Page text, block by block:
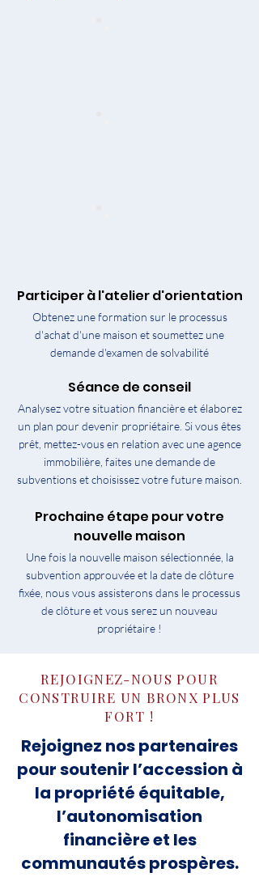
Participer à l'atelier d'orientation
Obtenez une formation sur le processus
d'achat d'une maison et soumettez une
demande d'examen de solvabilité
Séance de conseil
Analysez votre situation financière et élaborez
un plan pour devenir propriétaire. Si vous êtes
prêt, mettez-vous en relation avec une agence
immobilière, faites une demande de
subventions et choisissez votre future maison.
Prochaine étape pour votre
nouvelle maison
Une fois la nouvelle maison sélectionnée, la
subvention approuvée et la date de clôture
fixée, nous vous assisterons dans le processus
de clôture et vous serez un nouveau
propriétaire !
REJOIGNEZ-NOUS POUR
CONSTRUIRE UN BRONX PLUS
FORT !
Rejoignez nos partenaires
pour soutenir l’accession à
la propriété équitable,
l’autonomisation
financière et les
communautés prospères.